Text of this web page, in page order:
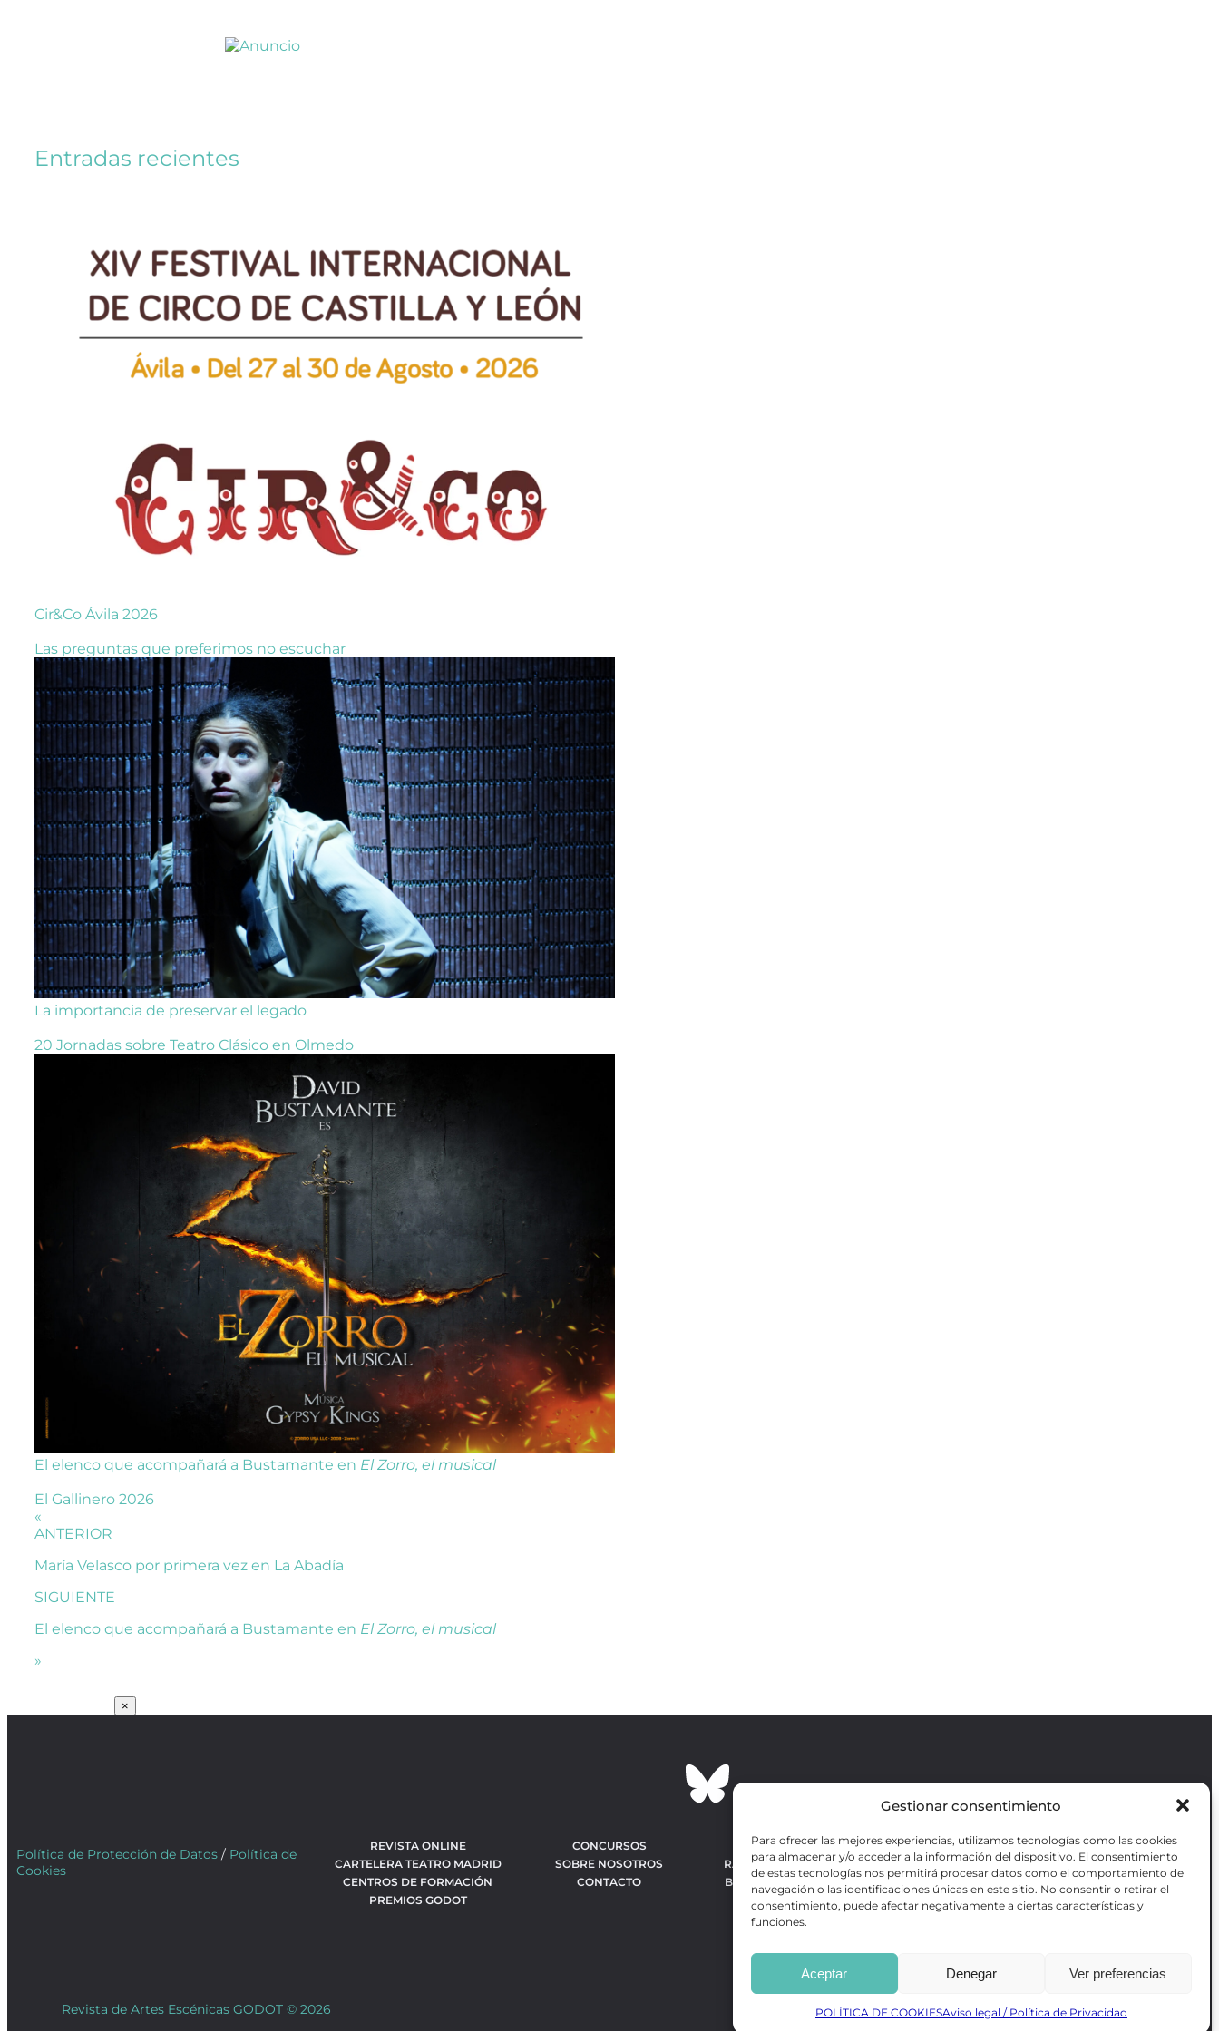
Gestionar consentimiento
Para ofrecer las mejores experiencias, utilizamos tecnologías como las cookies
para almacenar y/o acceder a la información del dispositivo. El consentimiento
de estas tecnologías nos permitirá procesar datos como el comportamiento de
navegación o las identificaciones únicas en este sitio. No consentir o retirar el
consentimiento, puede afectar negativamente a ciertas características y
funciones.
Aceptar Denegar Ver preferencias
POLÍTICA DE COOKIESAviso legal / Política de Privacidad
Entradas recientes
Cir&Co Ávila 2026
Las preguntas que preferimos no escuchar
La importancia de preservar el legado
20 Jornadas sobre Teatro Clásico en Olmedo
El elenco que acompañará a Bustamante en El Zorro, el musical
El Gallinero 2026
«
ANTERIOR
María Velasco por primera vez en La Abadía
SIGUIENTE
El elenco que acompañará a Bustamante en El Zorro, el musical
»
×
Política de Protección de Datos / Política de
Cookies
REVISTA ONLINE
CARTELERA TEATRO MADRID
CENTROS DE FORMACIÓN
PREMIOS GODOT
CONCURSOS
SOBRE NOSOTROS
CONTACTO
OBRAS MÁS VOTADAS
RANKING MEJORES OBRAS
BÚSQUEDA AVANZADA DE
OBRAS
Revista GODOT
es una revista
sobre artes escénicas de Madrid, gratuita y
que se distribuye en espacios escénicos,
además de otros puntos de interés turístico
y de ocio de la capital.
Revista de Artes Escénicas GODOT © 2026 Desarrollado porPrecise Future